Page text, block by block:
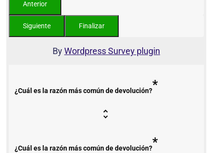
ByWordpress Survey plugin
¿Cuál es la razón más común de devolución?*
¿Cuál es la razón más común de devolución?*